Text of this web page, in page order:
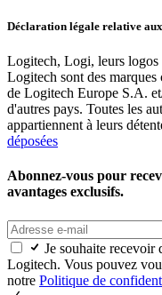
Déclaration légale relative aux
Logitech, Logi, leurs logos
Logitech sont des marques
de Logitech Europe S.A.
d'autres pays. Toutes les
appartiennent à leurs
déposées
Abonnez-vous pour
avantages exclusifs.
Je souhaite recevoir
Logitech. Vous pouvez
notre Politique de